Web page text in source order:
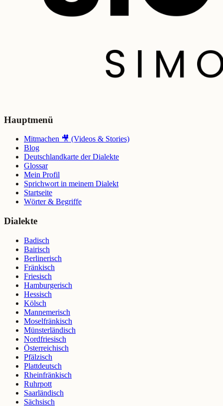
Hauptmenü
Mitmachen 🎥 (Videos & Stories)
Blog
Deutschlandkarte der Dialekte
Glossar
Mein Profil
Sprichwort in meinem Dialekt
Startseite
Wörter & Begriffe
Dialekte
Badisch
Bairisch
Berlinerisch
Fränkisch
Friesisch
Hamburgerisch
Hessisch
Kölsch
Mannemerisch
Moselfränkisch
Münsterländisch
Nordfriesisch
Österreichisch
Pfälzisch
Plattdeutsch
Rheinfränkisch
Ruhrpott
Saarländisch
Sächsisch